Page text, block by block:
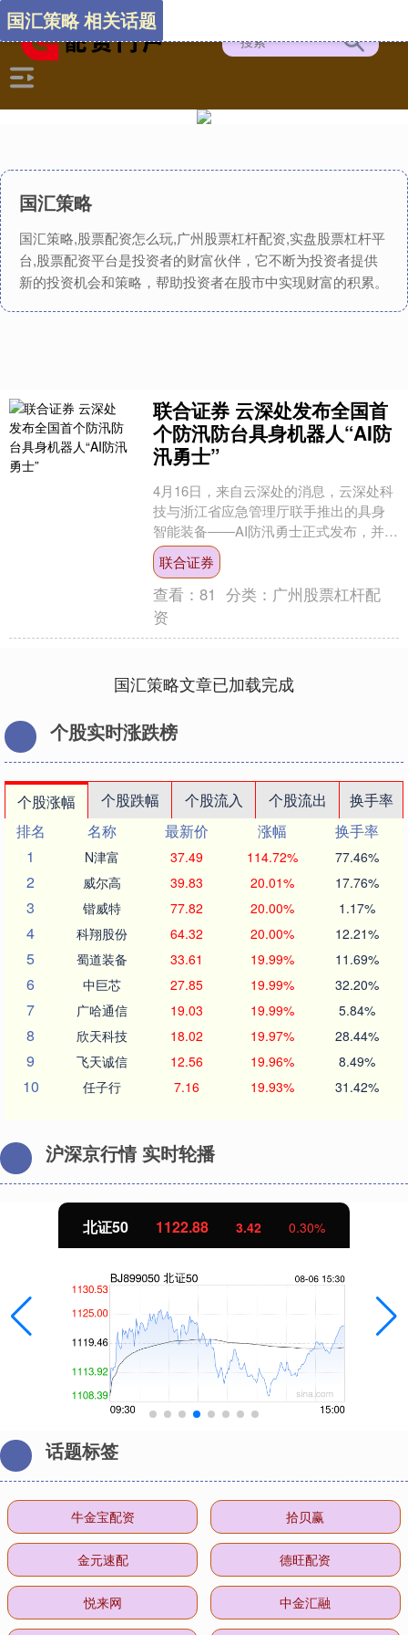
国汇策略
国汇策略,股票配资怎么玩,广州股票杠杆配资,实盘股票杠杆平
台,股票配资平台是投资者的财富伙伴，它不断为投资者提供
新的投资机会和策略，帮助投资者在股市中实现财富的积累。
国汇策略 相关话题
联合证券 云深处发布全国首
个防汛防台具身机器人“AI防
汛勇士”
4月16日，来自云深处的消息，云深处科
技与浙江省应急管理厅联手推出的具身
智能装备——AI防汛勇士正式发布，并在
杭州市余杭区径山镇水车坞开展地质灾
害隐患排查直播演....
联合证券
查看：81 分类： 广州股票杠杆配
资
国汇策略文章已加载完成
个股实时涨跌榜
个股涨幅 个股跌幅 个股流入 个股流出
换手率
排名
名称 最新价 涨幅
换手率
1
N津富 37.49 114.72% 77.46%
2 威尔高 39.83 20.01% 17.76%
3 锴威特 77.82 20.00% 1.17%
4 科翔股份 64.32 20.00% 12.21%
5 蜀道装备 33.61 19.99% 11.69%
6 中巨芯 27.85 19.99% 32.20%
7 广哈通信 19.03 19.99% 5.84%
8 欣天科技 18.02 19.97% 28.44%
9 飞天诚信 12.56 19.96% 8.49%
10 任子行 7.16 19.93% 31.42%
沪深京行情 实时轮播
北证50 1122.88 3.42 0.30%
话题标签
牛金宝配资 拾贝赢
金元速配 德旺配资
悦来网 中金汇融